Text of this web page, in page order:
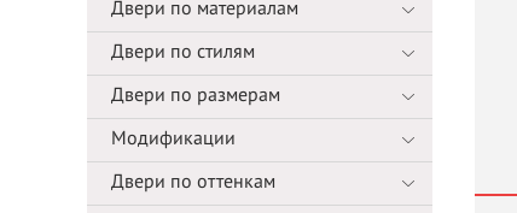
Двери по материалам
Двери по стилям
Двери по размерам
Модификации
Двери по оттенкам